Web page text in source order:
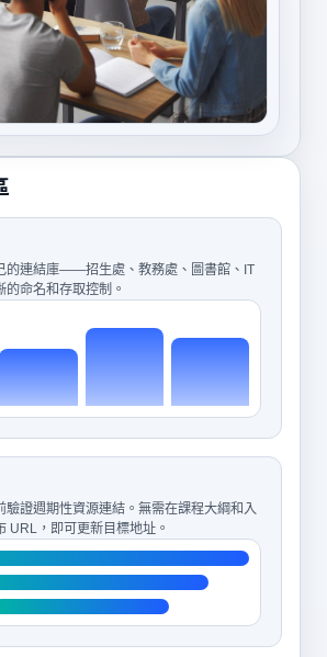
的連結庫——招生處、教務處、圖書館、IT
命名和存取控制。
驗證週期性資源連結。無需在課程大綱和入
URL，即可更新目標地址。